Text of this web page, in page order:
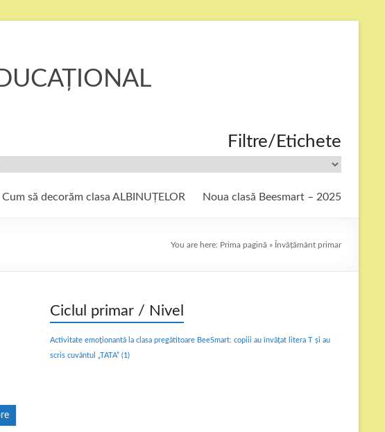
Filtre/Etichete
Cum să decorăm clasa ALBINUȚELOR Noua clasă Beesmart – 2025
You are here: Prima pagină » Învățământ primar
Ciclul primar / Nivel
Activitate emoționantă la clasa pregătitoare BeeSmart: copiii au învățat litera T și au
scris cuvântul „TATA” (1)